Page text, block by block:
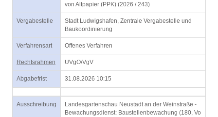
von Altpapier (PPK) (2026 / 243)
Vergabestelle
Stadt Ludwigshafen, Zentrale Vergabestelle und
Baukoordinierung
Verfahrensart Offenes Verfahren
Rechtsrahmen UVgO/VgV
Abgabefrist 31.08.2026 10:15
Ausschreibung
Landesgartenschau Neustadt an der Weinstraße -
Bewachungsdienst: Baustellenbewachung (180, Vo